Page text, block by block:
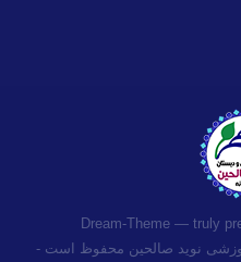
نوید صالحین محفوظ است -